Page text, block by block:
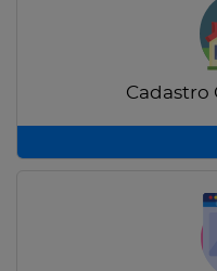
Cadastro